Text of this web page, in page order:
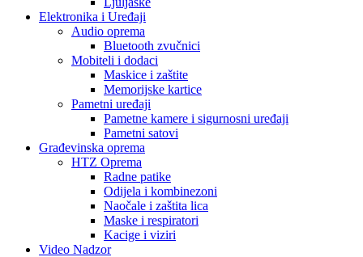
Elektronika i Uređaji
Audio oprema
Bluetooth zvučnici
Mobiteli i dodaci
Maskice i zaštite
Memorijske kartice
Pametni uređaji
Pametne kamere i sigurnosni uređaji
Pametni satovi
Građevinska oprema
HTZ Oprema
Radne patike
Odijela i kombinezoni
Naočale i zaštita lica
Maske i respiratori
Kacige i viziri
Video Nadzor